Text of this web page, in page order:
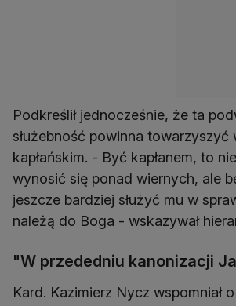
Podkreślił jednocześnie, że ta
służebność powinna towarzyszyć
kapłańskim. - Być kapłanem, to
wynosić się ponad wiernych, ale
jeszcze bardziej służyć mu w
należą do Boga - wskazywał
"W przededniu kanonizacji
Kard. Kazimierz Nycz wspomniał